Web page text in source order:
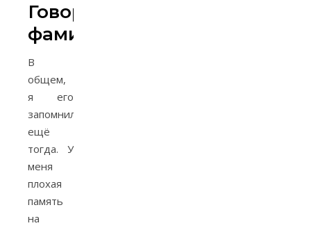
Говорящая
фамилия
В
общем,
я его
запомнил,
ещё
тогда. У
меня
плохая
память
на